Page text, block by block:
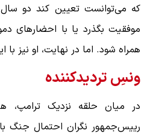
که می‌توانست تعیین کند دو سال
موفقیت بگذرد یا با احضار‌های
همراه شود. اما در نهایت، او نیز
ونسِ تردیدکننده
در میان حلقه نزدیک ترامپ،
رییس‌جمهور نگران احتمال جنگ